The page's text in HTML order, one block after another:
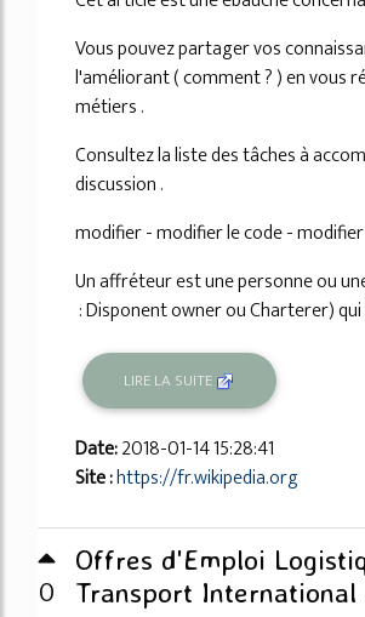
Vous pouvez partager vos
l'améliorant ( comment ? ) en vous
métiers .
Consultez la liste des tâches à
discussion .
modifier - modifier le code -
Un affréteur est une personne ou
: Disponent owner ou Charterer) qui
LIRE LA SUITE
Date:2018-01-14 15:28:41
Site :https://fr.wikipedia.org
0
Offres d'Emploi
Transport International